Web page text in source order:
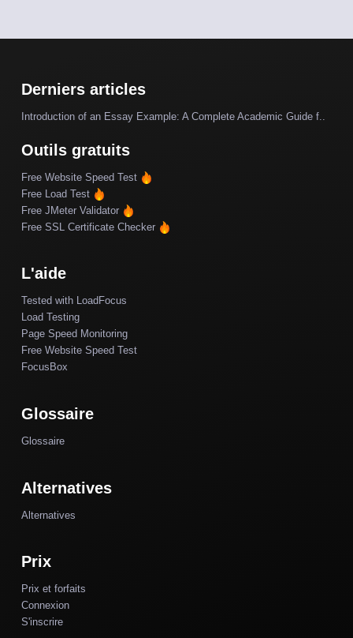
Derniers articles
Introduction of an Essay Example: A Complete Academic Guide f..
Outils gratuits
Free Website Speed Test
Free Load Test
Free JMeter Validator
Free SSL Certificate Checker
L'aide
Tested with LoadFocus
Load Testing
Page Speed Monitoring
Free Website Speed Test
FocusBox
Glossaire
Glossaire
Alternatives
Alternatives
Prix
Prix et forfaits
Connexion
S'inscrire